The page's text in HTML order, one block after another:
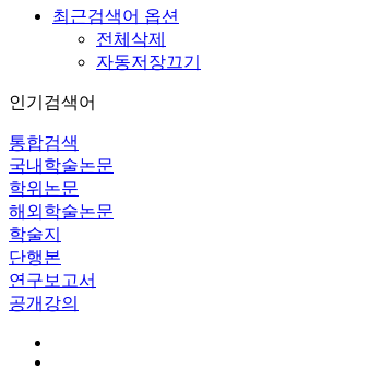
최근검색어 옵션
전체삭제
자동저장끄기
인기검색어
통합검색
국내학술논문
학위논문
해외학술논문
학술지
단행본
연구보고서
공개강의